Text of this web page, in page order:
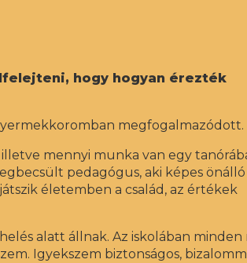
hogy hogyan érezték
megfogalmazódott.
mennyi munka van egy
pedagógus, aki képes önálló
életemben a család, az értékek
alatt állnak. Az iskolában minden
Igyekszem biztonságos,